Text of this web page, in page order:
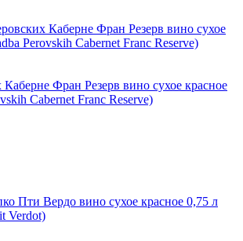
Каберне Фран Резерв вино сухое красное
Cabernet Franc Reserve)